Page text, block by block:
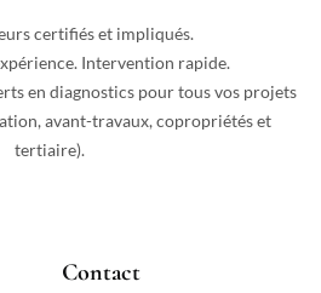
certifiés et impliqués.
Intervention rapide.
en diagnostics pour tous vos projets
avant-travaux, copropriétés et
tertiaire).
Contact